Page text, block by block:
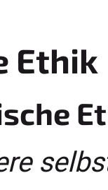
Ethik